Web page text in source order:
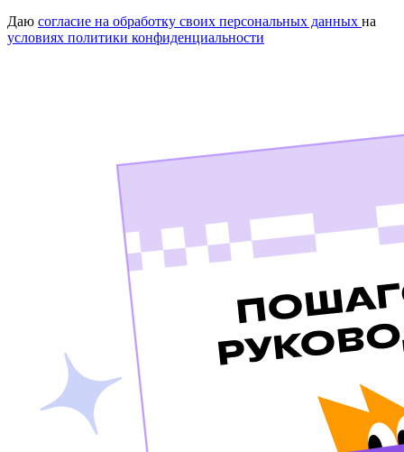
Даю согласие на обработку своих персональных данных на
условиях политики конфиденциальности